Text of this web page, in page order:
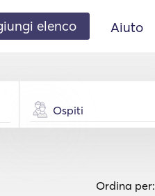
elenco Aiuto
Ospiti
Ordina per: